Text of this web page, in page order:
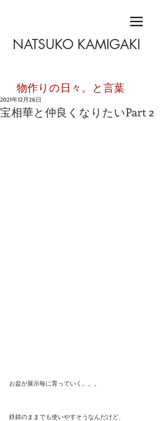
NATSUKO KAMIGAKI
​物作りの日々。と言葉
宝相華と仲良くなりたいPart 2
2021年12月26日
お盆が展示毎に育っていく。。。
鉄錆のままでも使いやすそうなんだけど、